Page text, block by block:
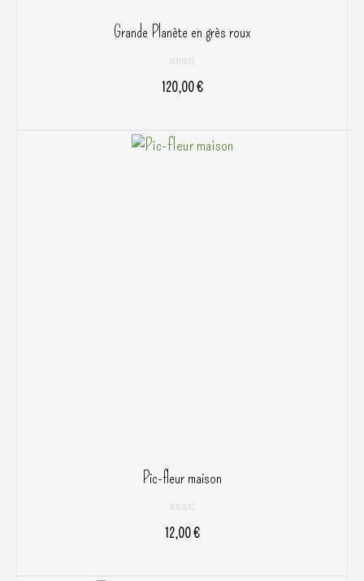
Grande Planète en grès roux
NON NOTÉ
120,00€
Pic-fleur maison
NON NOTÉ
12,00€